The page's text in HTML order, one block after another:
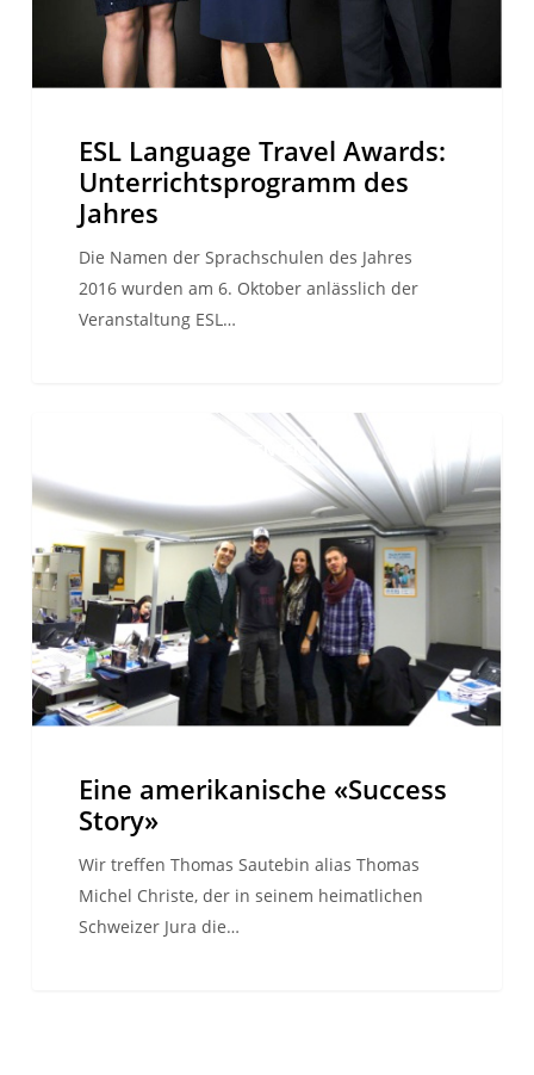
ESL Language Travel Awards:
Unterrichtsprogramm des
Jahres
Die Namen der Sprachschulen des Jahres
2016 wurden am 6. Oktober anlässlich der
Veranstaltung ESL…
«Success
Story»
Eine amerikanische «Success
Story»
Wir treffen Thomas Sautebin alias Thomas
Michel Christe, der in seinem heimatlichen
Schweizer Jura die…